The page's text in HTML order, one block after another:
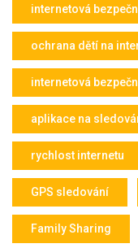
internetová
ochrana dětí na
internetová
aplikace na
rychlost internetu
GPS sledování
Family Sharing